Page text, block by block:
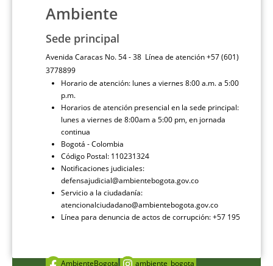
Ambiente
Sede principal
Avenida Caracas No. 54 - 38 Línea de atención +57 (601)
3778899
Horario de atención: lunes a viernes 8:00 a.m. a 5:00
p.m.
Horarios de atención presencial en la sede principal:
lunes a viernes de 8:00am a 5:00 pm, en jornada
continua
Bogotá - Colombia
Código Postal: 110231324
Notificaciones judiciales:
defensajudicial@ambientebogota.gov.co
Servicio a la ciudadanía:
atencionalciudadano@ambientebogota.gov.co
Línea para denuncia de actos de corrupción: +57 195
AmbienteBogota ambiente_bogota